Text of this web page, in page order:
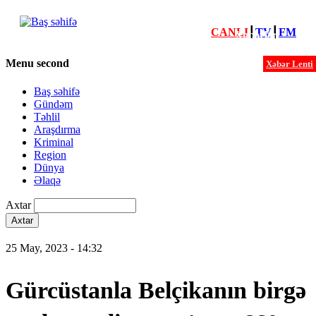
Xəbərlər
Xəbər Lenti
CANLI┃ TV┃ FM
Menu second
Baş səhifə
Gündəm
Təhlil
Araşdırma
Kriminal
Region
Dünya
Əlaqə
Axtar
25 May, 2023 - 14:32
Gürcüstanla Belçikanın birgə